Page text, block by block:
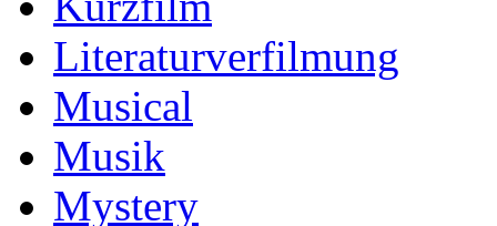
Literaturverfilmung
Musical
Musik
Mystery